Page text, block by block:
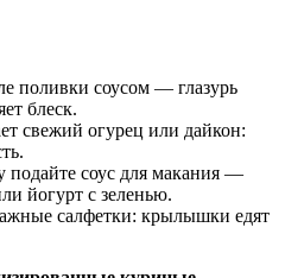
поливки соусом — глазурь
блеск.
свежий огурец или дайкон:
соус для макания —
йогурт с зеленью.
салфетки: крылышки едят